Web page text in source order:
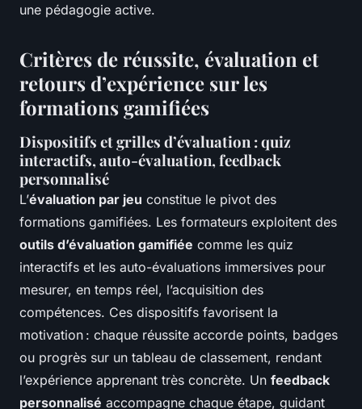
une pédagogie active.
Critères de réussite, évaluation et
retours d’expérience sur les
formations gamifiées
Dispositifs et grilles d’évaluation : quiz
interactifs, auto-évaluation, feedback
personnalisé
L’évaluation par jeu constitue le pivot des
formations gamifiées. Les formateurs exploitent des
outils d’évaluation gamifiée comme les quiz
interactifs et les auto-évaluations immersives pour
mesurer, en temps réel, l’acquisition des
compétences. Ces dispositifs favorisent la
motivation : chaque réussite accorde points, badges
ou progrès sur un tableau de classement, rendant
l’expérience apprenant très concrète. Un feedback
personnalisé accompagne chaque étape, guidant